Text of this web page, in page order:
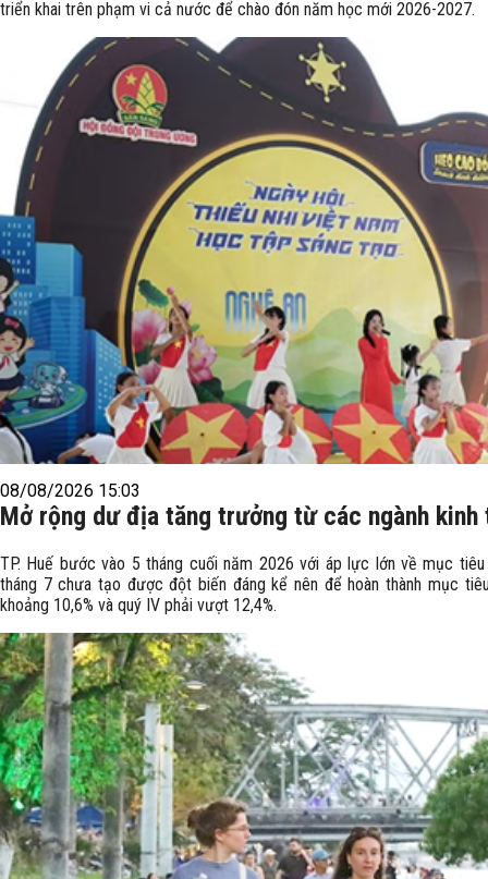
triển khai trên phạm vi cả nước để chào đón năm học mới 2026-2027.
08/08/2026 15:03
Mở rộng dư địa tăng trưởng từ các ngành kinh
TP. Huế bước vào 5 tháng cuối năm 2026 với áp lực lớn về mục
tháng 7 chưa tạo được đột biến đáng kể nên để hoàn thành mục
khoảng 10,6% và quý IV phải vượt 12,4%.